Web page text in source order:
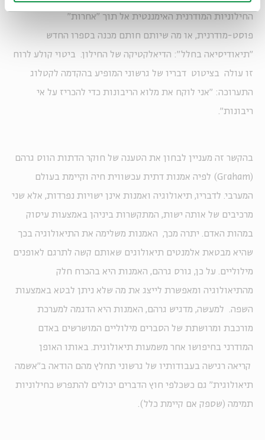
החילוניות המודרנית האימננטית אל תוך "אחרות"
פוסט-מודרנית, או מה שיותם חותם מכנה בספרו החדש
"תיאודיסיאה בחלל": הדיאלקטיקה של החילון. ביטוי קולע לרוח
זו עולה בציטוט דבריו של גרשוני המופיע בהקדמה לקטלוג
התערוכה: "אני לוקח את מלוא הריבונות כדי להכריז על אי
ריבונות".
בהקשר זה מעניין לבחון את הטענה של חוקר הדתות הווס גרהם
(Graham) לפיה אמנות דתית עכשווית חיה וקיימת בעולם
המערבי. לדבריו, תיאולוגיה ואמנות אינן ישויות נפרדות, אלא שני
מרכיבים של אותה ישות, המתקשרות ביניהן באמצעות עיסוק
במהות האדם. יתרה מכך, האמנות משלימה את התיאולוגיה בכך
שהיא מבטאת אלמנטים תיאולוגים שאותם קשה לתרגם לאופנים
מילוליים. על כן, גורס גרהם, האמנות היא בהכרח חלק
מהתיאולוגיה ומאפשרת לייצג את מה שלא ניתן לבטא באמצעות
השפה. למעשה, מדגיש גרהם, האמנות היא הדגמה למערכת
מורכבת ומרושתת של הסברים מילוליים המושרשים באדם
המודרני בחיפושו אחר משמעות תיאולוגית. באותו האופן
קריאה רגישה בעבודותיו של גרשוני תחלץ מהם הודאה ב"אשמה
תיאולוגית" גם כשכלפי חוץ הדברים יכולים להתפרש כחילוניות
תמימה (שספק אם קיימת כלל).